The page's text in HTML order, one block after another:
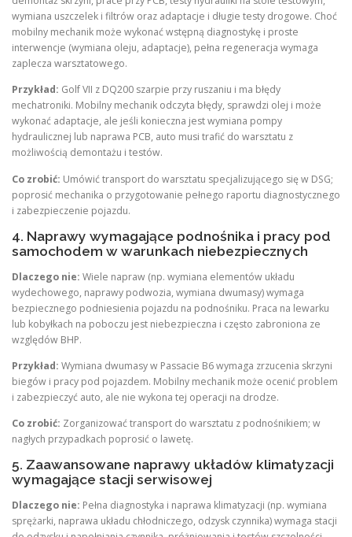
wymiana uszczelek i filtrów oraz adaptacje i długie testy drogowe. Choć
mobilny mechanik może wykonać wstępną diagnostykę i proste
interwencje (wymiana oleju, adaptacje), pełna regeneracja wymaga
zaplecza warsztatowego.
Przykład: Golf VII z DQ200 szarpie przy ruszaniu i ma błędy
mechatroniki. Mobilny mechanik odczyta błędy, sprawdzi olej i może
wykonać adaptacje, ale jeśli konieczna jest wymiana pompy
hydraulicznej lub naprawa PCB, auto musi trafić do warsztatu z
możliwością demontażu i testów.
Co zrobić: Umówić transport do warsztatu specjalizującego się w DSG;
poprosić mechanika o przygotowanie pełnego raportu diagnostycznego
i zabezpieczenie pojazdu.
4. Naprawy wymagające podnośnika i pracy pod
samochodem w warunkach niebezpiecznych
Dlaczego nie: Wiele napraw (np. wymiana elementów układu
wydechowego, naprawy podwozia, wymiana dwumasy) wymaga
bezpiecznego podniesienia pojazdu na podnośniku. Praca na lewarku
lub kobyłkach na poboczu jest niebezpieczna i często zabroniona ze
względów BHP.
Przykład: Wymiana dwumasy w Passacie B6 wymaga zrzucenia skrzyni
biegów i pracy pod pojazdem. Mobilny mechanik może ocenić problem
i zabezpieczyć auto, ale nie wykona tej operacji na drodze.
Co zrobić: Zorganizować transport do warsztatu z podnośnikiem; w
nagłych przypadkach poprosić o lawetę.
5. Zaawansowane naprawy układów klimatyzacji
wymagające stacji serwisowej
Dlaczego nie: Pełna diagnostyka i naprawa klimatyzacji (np. wymiana
sprężarki, naprawa układu chłodniczego, odzysk czynnika) wymaga stacji